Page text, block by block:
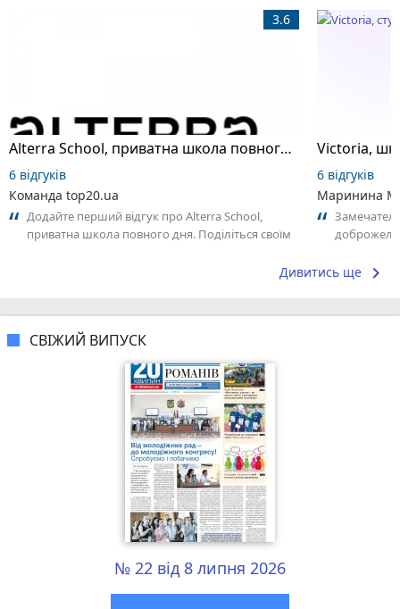
Alterra School, приватна школа повного дня
3.6
6 відгуків
Команда top20.ua
Додайте перший відгук про Alterra School,
приватна школа повного дня. Поділіться своїм
6 відгуків
Маринина
Дивитись ще keyboard_arrow_right
СВІЖИЙ ВИПУСК
№ 22 від 8 липня 2026